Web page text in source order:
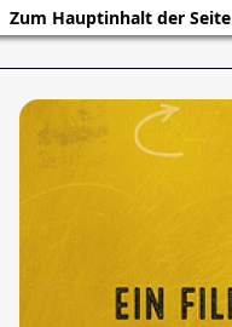
Zum Hauptinhalt der Seite